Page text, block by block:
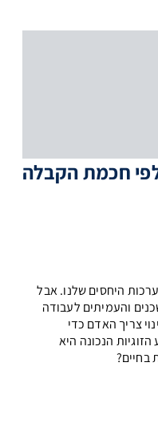
לפי חכמת הקבלה
היחסים שלנו. אבל
והעמיתים לעבודה
צריך האדם כדי
הזוגיות הנכונה היא
בחיים?